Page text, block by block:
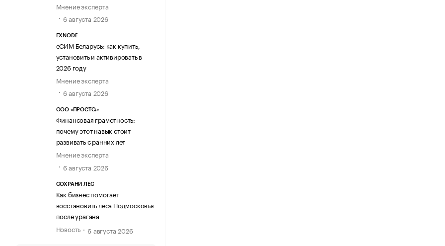
Мнение эксперта
6 августа 2026
EXNODE
еСИМ Беларусь: как купить,
установить и активировать в
2026 году
Мнение эксперта
6 августа 2026
ООО «ПРОСТО.»
Финансовая грамотность:
почему этот навык стоит
развивать с ранних лет
Мнение эксперта
6 августа 2026
СОХРАНИ ЛЕС
Как бизнес помогает
восстановить леса Подмосковья
после урагана
Новость
6 августа 2026